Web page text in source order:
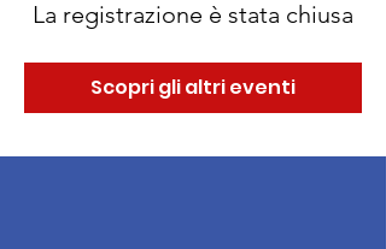
La registrazione è stata chiusa
Scopri gli altri eventi